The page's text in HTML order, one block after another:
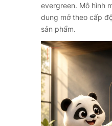
evergreen. Mô hình
dung mở theo cấp
sản phẩm.